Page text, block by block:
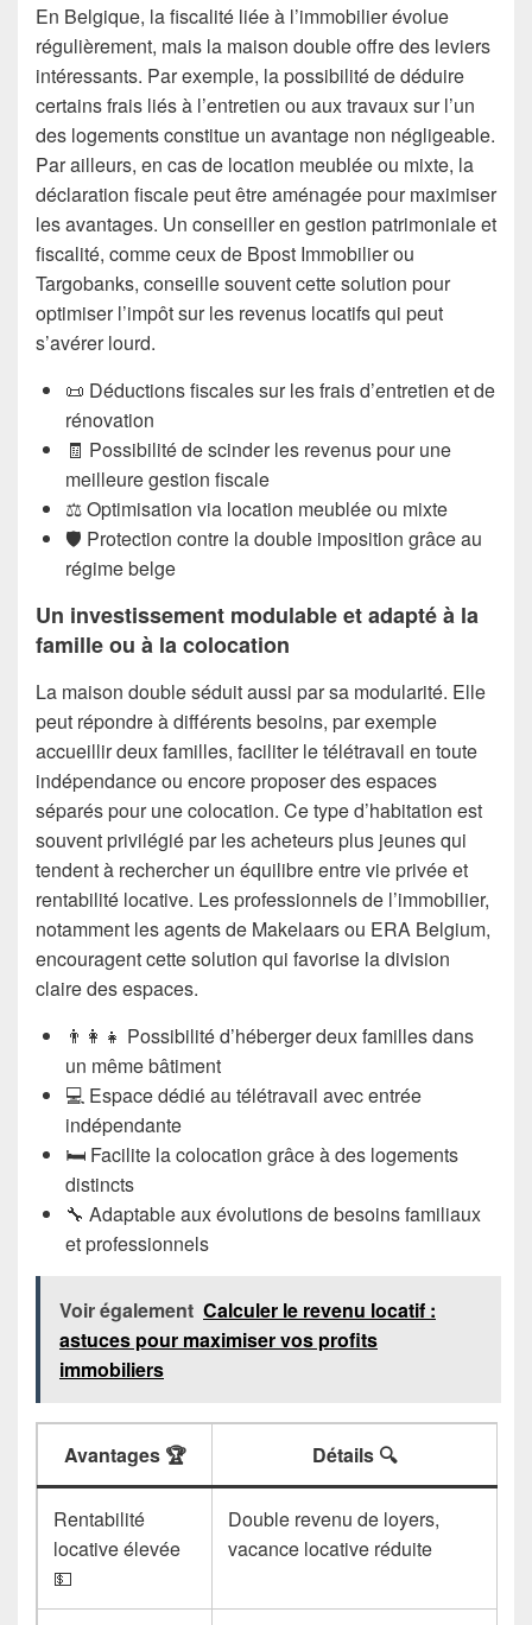
En Belgique, la fiscalité liée à l’immobilier évolue
régulièrement, mais la maison double offre des leviers
intéressants. Par exemple, la possibilité de déduire
certains frais liés à l’entretien ou aux travaux sur l’un
des logements constitue un avantage non négligeable.
Par ailleurs, en cas de location meublée ou mixte, la
déclaration fiscale peut être aménagée pour maximiser
les avantages. Un conseiller en gestion patrimoniale et
fiscalité, comme ceux de Bpost Immobilier ou
Targobanks, conseille souvent cette solution pour
optimiser l’impôt sur les revenus locatifs qui peut
s’avérer lourd.
📜 Déductions fiscales sur les frais d’entretien et de
rénovation
🧾 Possibilité de scinder les revenus pour une
meilleure gestion fiscale
⚖️ Optimisation via location meublée ou mixte
🛡️ Protection contre la double imposition grâce au
régime belge
Un investissement modulable et adapté à la
famille ou à la colocation
La maison double séduit aussi par sa modularité. Elle
peut répondre à différents besoins, par exemple
accueillir deux familles, faciliter le télétravail en toute
indépendance ou encore proposer des espaces
séparés pour une colocation. Ce type d’habitation est
souvent privilégié par les acheteurs plus jeunes qui
tendent à rechercher un équilibre entre vie privée et
rentabilité locative. Les professionnels de l’immobilier,
notamment les agents de Makelaars ou ERA Belgium,
encouragent cette solution qui favorise la division
claire des espaces.
👨‍👩‍👧 Possibilité d’héberger deux familles dans
un même bâtiment
💻 Espace dédié au télétravail avec entrée
indépendante
🛏️ Facilite la colocation grâce à des logements
distincts
🔧 Adaptable aux évolutions de besoins familiaux
et professionnels
Voir également Calculer le revenu locatif :
astuces pour maximiser vos profits
immobiliers
Avantages 🏆 Détails 🔍
Rentabilité
locative élevée
💵
Double revenu de loyers,
vacance locative réduite